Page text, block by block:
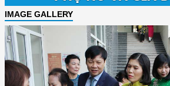
IMAGE GALLERY